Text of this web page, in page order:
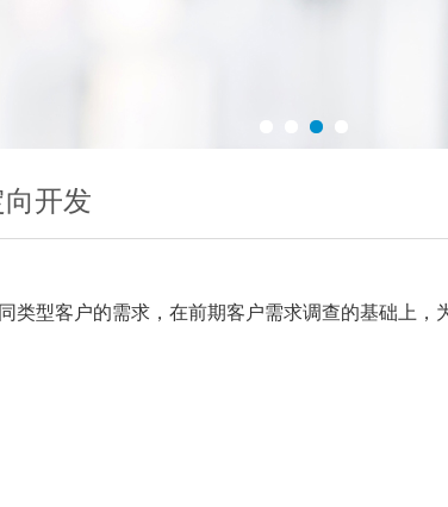
开发
类型客户的需求，在前期客户需求调查的基础上，